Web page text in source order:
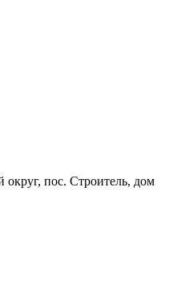
пос. Строитель, дом